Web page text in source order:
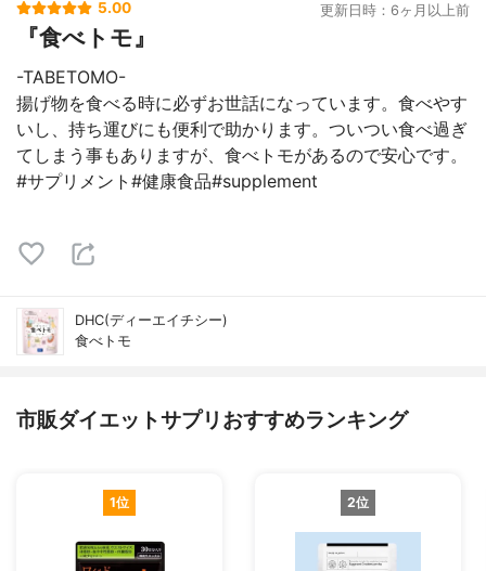
5.00 更新日時：6ヶ月以上前
『食べトモ』
-TABETOMO-
揚げ物を食べる時に必ずお世話になっています。食べやす
いし、持ち運びにも便利で助かります。ついつい食べ過ぎ
てしまう事もありますが、食べトモがあるので安心です。
#サプリメント#健康食品#supplement
DHC(ディーエイチシー)
食べトモ
市販ダイエットサプリおすすめランキング
1位 2位